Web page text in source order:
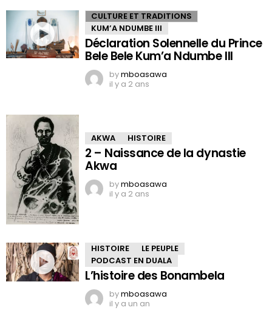
CULTURE ET TRADITIONS
KUM’A NDUMBE III
Déclaration Solennelle du Prince
Bele Bele Kum’a Ndumbe III
bymboasawa
il y a 2 ans
AKWA HISTOIRE
2 – Naissance de la dynastie
Akwa
bymboasawa
il y a 2 ans
HISTOIRE
LE PEUPLE
PODCAST EN DUALA
L’histoire des Bonambela
bymboasawa
il y a un an